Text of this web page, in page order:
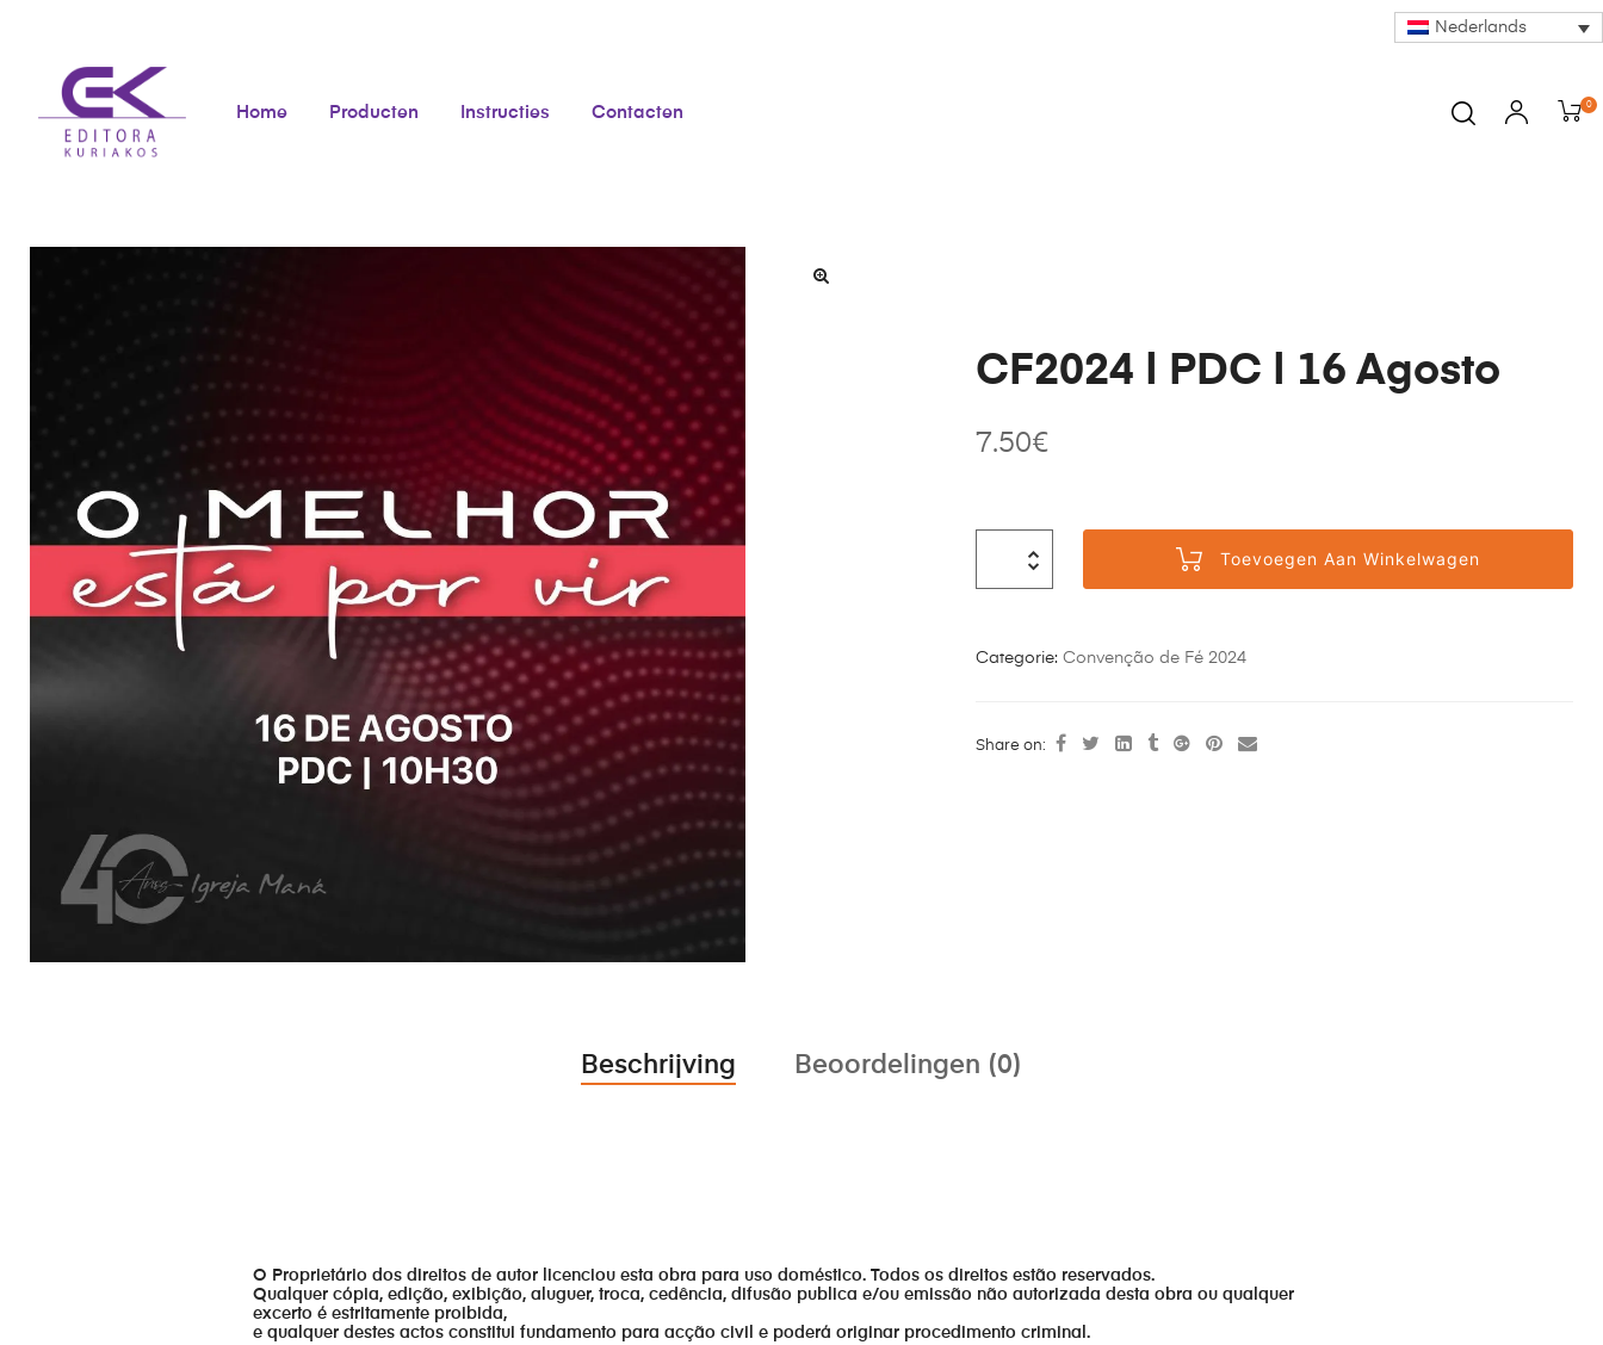
Nederlands
Home Producten Instructies Contacten 0
CF2024 | PDC | 16 Agosto
7.50€
Toevoegen Aan Winkelwagen
Categorie: Convenção de Fé 2024
Share on:
Beschrijving Beoordelingen (0)
O Proprietário dos direitos de autor licenciou esta obra para uso doméstico. Todos os direitos estão reservados.
Qualquer cópia, edição, exibição, aluguer, troca, cedência, difusão publica e/ou emissão não autorizada desta obra ou qualquer
excerto é estritamente proibida,
e qualquer destes actos constitui fundamento para acção civil e poderá originar procedimento criminal.